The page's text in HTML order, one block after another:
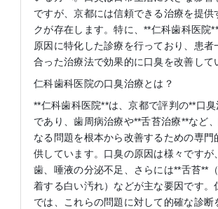
ですが、京都には信頼できる治療を提供
クが存在します。特に、**仁科歯科医院
原因に特化した診療を行っており、患者
合った治療法で効果的に口臭を改善して
仁科歯科医院の口臭治療とは？
**仁科歯科医院**は、京都で評判の**口
であり、歯周病治療や**舌苔治療**など
なる問題を根本から改善するための専門
供しています。口臭の原因は様々ですが
歯、唾液の分泌不足、さらには**舌苔**
着する白い汚れ）などが主な要因です。
では、これらの問題に対して的確な診断